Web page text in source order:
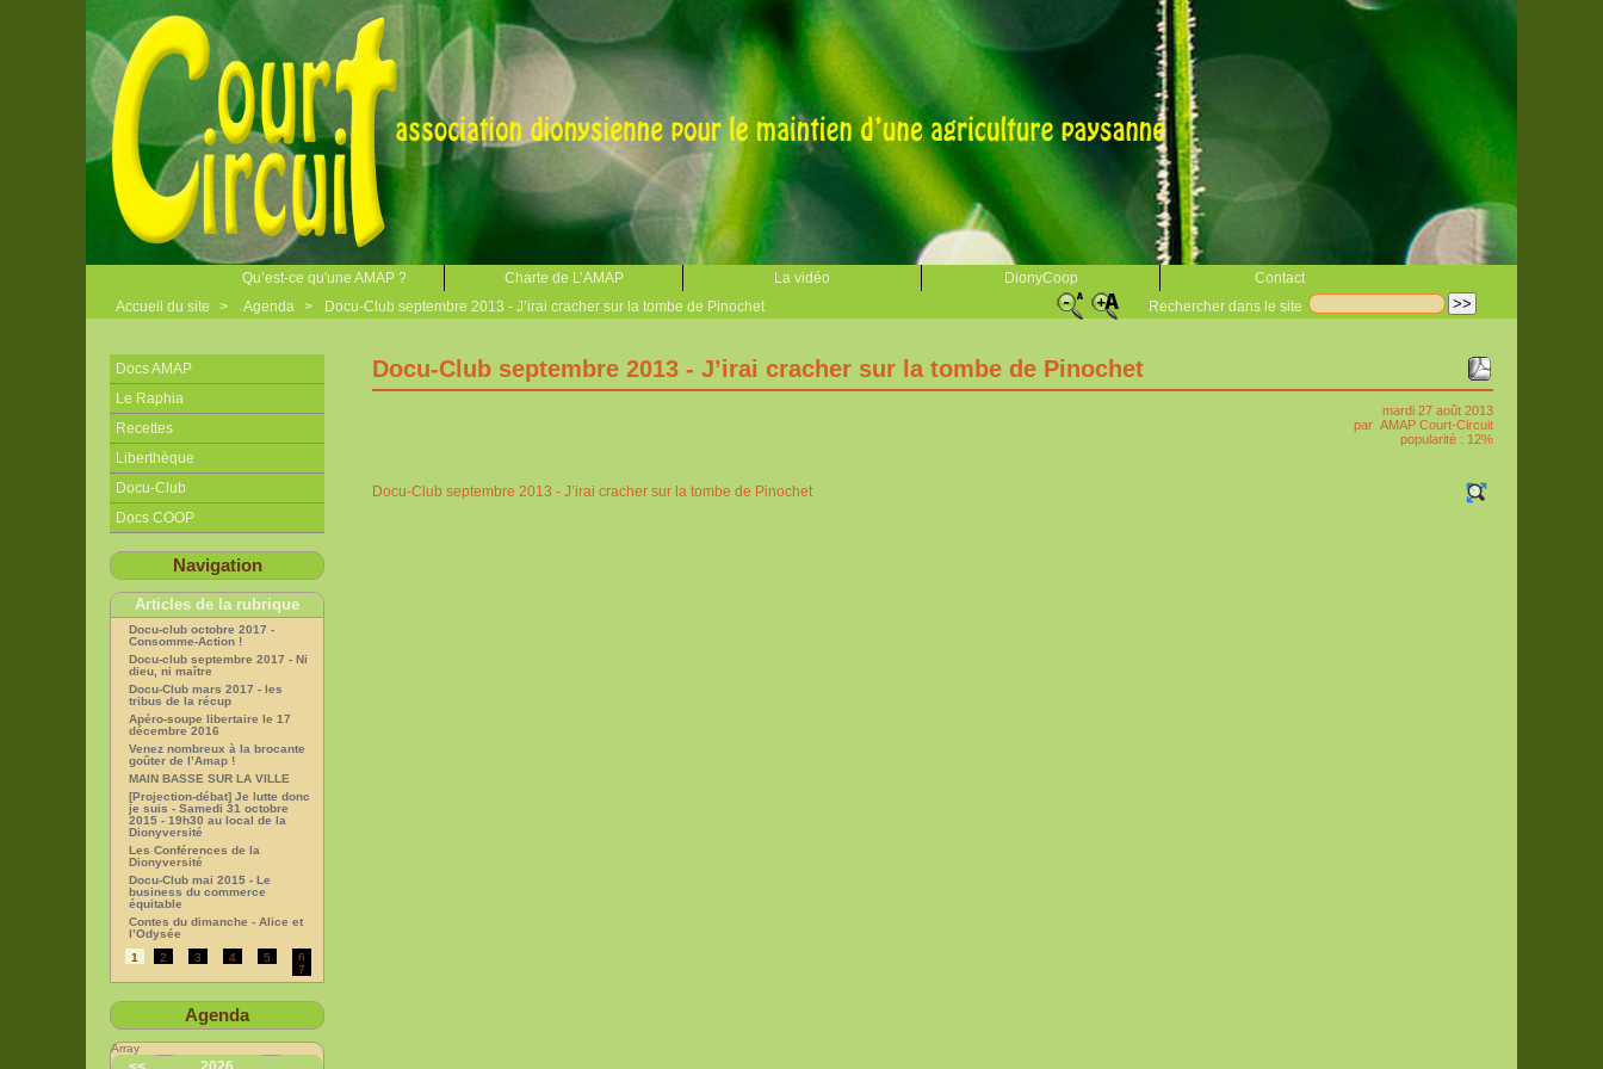
Qu’est-ce qu'une AMAP ? Charte de L’AMAP La vidéo DionyCoop
Contact
Rechercher dans le site
Accueil du site > Agenda > Docu-Club septembre 2013 - J’irai cracher sur la tombe de Pinochet
Docu-Club septembre 2013 - J’irai cracher sur la tombe de Pinochet
mardi 27 août 2013
par AMAP Court-Circuit
popularité : 12%
Docu-Club septembre 2013 - J’irai cracher sur la tombe de Pinochet
Docs AMAP
Le Raphia
Recettes
Liberthèque
Docu-Club
Docs COOP
Navigation
Articles de la rubrique
Docu-club octobre 2017 -
Consomme-Action !
Docu-club septembre 2017 - Ni
dieu, ni maître
Docu-Club mars 2017 - les
tribus de la récup
Apéro-soupe libertaire le 17
décembre 2016
Venez nombreux à la brocante
goûter de l’Amap !
MAIN BASSE SUR LA VILLE
[Projection-débat] Je lutte donc
je suis - Samedi 31 octobre
2015 - 19h30 au local de la
Dionyversité
Les Conférences de la
Dionyversité
Docu-Club mai 2015 - Le
business du commerce
équitable
Contes du dimanche - Alice et
l’Odysée
1
2 3 4 5
6
7
Agenda
Array